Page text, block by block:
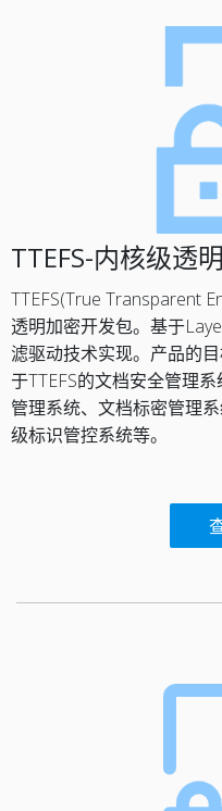
TTEFS-内核级透
TTEFS(True Transparent
透明加密开发包。基于
滤驱动技术实现。产品的
于TTEFS的文档安全管理
管理系统、文档标密管理
级标识管控系统等。